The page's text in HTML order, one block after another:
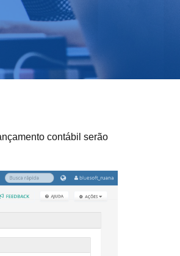
contábil serão